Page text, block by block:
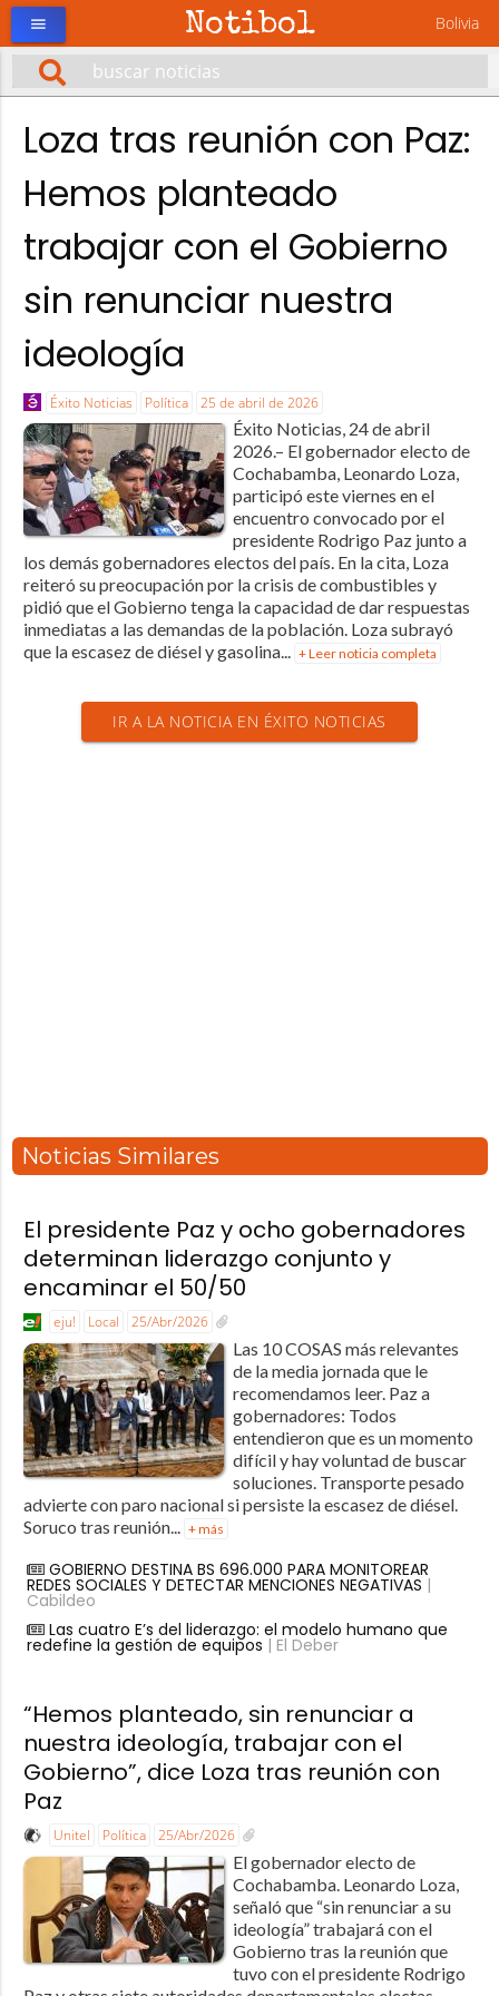
Notibol Bolivia
menu
Loza tras reunión con Paz:
Hemos planteado
trabajar con el Gobierno
sin renunciar nuestra
ideología
Éxito Noticias Política 25 de abril de 2026
Éxito Noticias, 24 de abril
2026.– El gobernador electo de
Cochabamba, Leonardo Loza,
participó este viernes en el
encuentro convocado por el
presidente Rodrigo Paz junto a
los demás gobernadores electos del país. En la cita, Loza
reiteró su preocupación por la crisis de combustibles y
pidió que el Gobierno tenga la capacidad de dar respuestas
inmediatas a las demandas de la población. Loza subrayó
que la escasez de diésel y gasolina... + Leer noticia completa
IR A LA NOTICIA EN ÉXITO NOTICIAS
Noticias Similares
El presidente Paz y ocho gobernadores
determinan liderazgo conjunto y
encaminar el 50/50
eju! Local 25/Abr/2026
Las 10 COSAS más relevantes
de la media jornada que le
recomendamos leer. Paz a
gobernadores: Todos
entendieron que es un momento
difícil y hay voluntad de buscar
soluciones. Transporte pesado
advierte con paro nacional si persiste la escasez de diésel.
Soruco tras reunión... + más
GOBIERNO DESTINA BS 696.000 PARA MONITOREAR
REDES SOCIALES Y DETECTAR MENCIONES NEGATIVAS |
Cabildeo
Las cuatro E’s del liderazgo: el modelo humano que
redefine la gestión de equipos | El Deber
“Hemos planteado, sin renunciar a
nuestra ideología, trabajar con el
Gobierno”, dice Loza tras reunión con
Paz
Unitel Política 25/Abr/2026
El gobernador electo de
Cochabamba. Leonardo Loza,
señaló que “sin renunciar a su
ideología” trabajará con el
Gobierno tras la reunión que
tuvo con el presidente Rodrigo